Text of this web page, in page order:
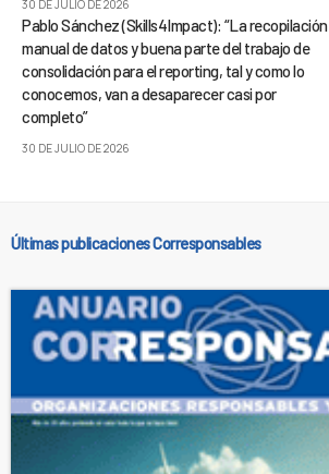
30 DE JULIO DE 2026
Pablo Sánchez (Skills4Impact): “La recopilación
manual de datos y buena parte del trabajo de
consolidación para el reporting, tal y como lo
conocemos, van a desaparecer casi por
completo”
30 DE JULIO DE 2026
Últimas publicaciones Corresponsables